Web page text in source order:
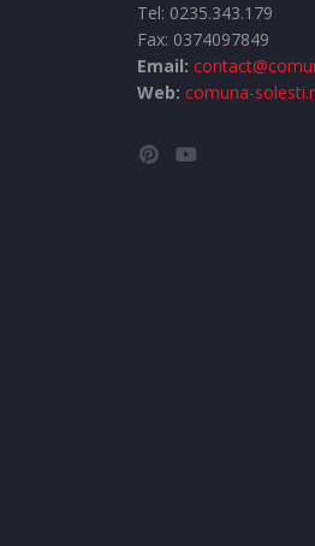
Tel: 0235.343.179
Fax: 0374097849
Email:
Web: comuna-